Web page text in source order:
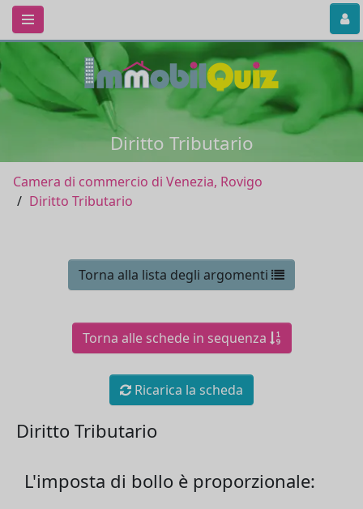
Diritto Tributario
Camera di commercio di Venezia, Rovigo
Diritto Tributario
Torna alla lista degli argomenti
Torna alle schede in sequenza
Ricarica la scheda
Diritto Tributario
L'imposta di bollo è proporzionale: